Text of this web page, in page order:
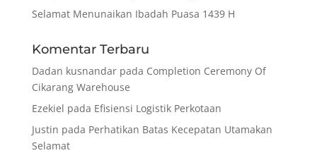
Selamat Menunaikan Ibadah Puasa 1439 H
Komentar Terbaru
Dadan kusnandarpada Completion Ceremony Of
Cikarang Warehouse
Ezekiel pada Efisiensi Logistik Perkotaan
Justin pada Perhatikan Batas Kecepatan Utamakan
Selamat